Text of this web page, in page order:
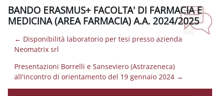
BANDO ERASMUS+ FACOLTA' DI FARMACIA E
MEDICINA (AREA FARMACIA) A.A. 2024/2025
← Disponibilità laboratorio per tesi presso azienda
Neomatrix srl
Presentazioni Borrelli e Sanseviero (Astrazeneca)
all'incontro di orientamento del 19 gennaio 2024 →